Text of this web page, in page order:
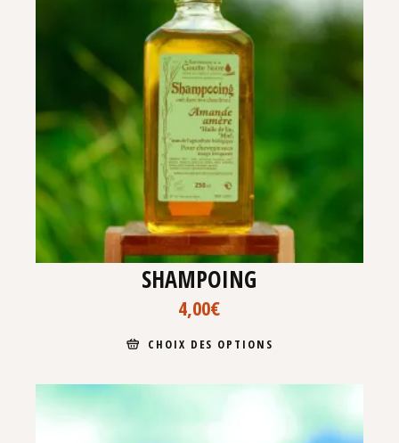
SHAMPOING
4,00€
CHOIX DES OPTIONS